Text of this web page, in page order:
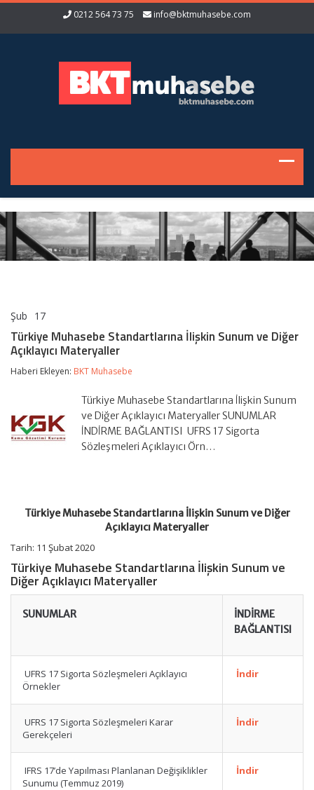
0212 564 73 75 info@bktmuhasebe.com
Şub 17
Standartlarına
İlişkin
ve
Açıklayıcı
Materyaller
için
Türkiye Muhasebe Standartlarına İlişkin Sunum ve Diğer
Açıklayıcı Materyaller
Haberi Ekleyen: BKT Muhasebe
Türkiye Muhasebe Standartlarına İlişkin Sunum
ve Diğer Açıklayıcı Materyaller SUNUMLAR
İNDİRME BAĞLANTISI UFRS 17 Sigorta
Sözleşmeleri Açıklayıcı Örn…
Türkiye Muhasebe Standartlarına İlişkin Sunum ve Diğer
Açıklayıcı Materyaller
Tarih: 11 Şubat 2020
Türkiye Muhasebe Standartlarına İlişkin Sunum ve
Diğer Açıklayıcı Materyaller
SUNUMLAR
İNDİRME
BAĞLANTISI
UFRS 17 Sigorta Sözleşmeleri Açıklayıcı
Örnekler
İndir
UFRS 17 Sigorta Sözleşmeleri Karar
Gerekçeleri
İndir
IFRS 17’de Yapılması Planlanan Değişiklikler
Sunumu (Temmuz 2019)
İndir